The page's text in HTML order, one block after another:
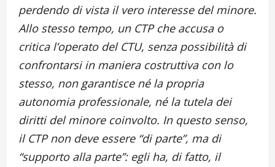
perdendo di vista il vero interesse del minore.
Allo stesso tempo, un CTP che accusa o
critica l’operato del CTU, senza possibilità di
confrontarsi in maniera costruttiva con lo
stesso, non garantisce né la propria
autonomia professionale, né la tutela dei
diritti del minore coinvolto. In questo senso,
il CTP non deve essere “di parte”, ma di
“supporto alla parte”: egli ha, di fatto, il